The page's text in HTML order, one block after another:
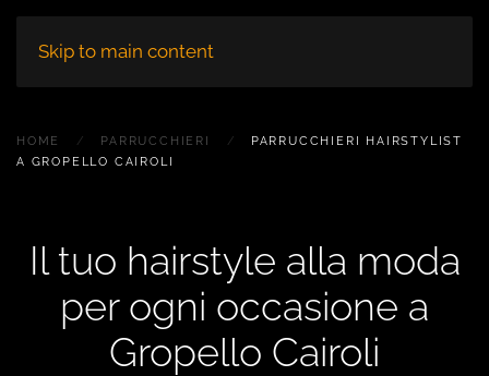
Skip to main content
HOME PARRUCCHIERI
PARRUCCHIERI HAIRSTYLIST
A GROPELLO CAIROLI
Il tuo hairstyle alla moda
per ogni occasione a
Gropello Cairoli